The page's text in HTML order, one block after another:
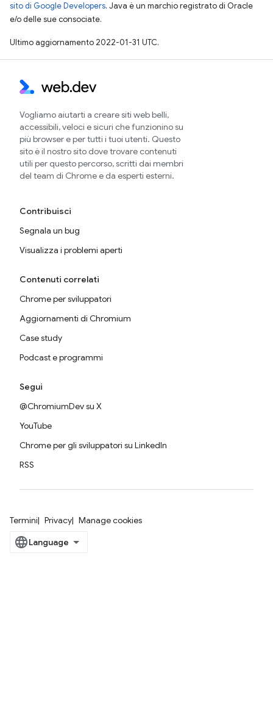
sito di Google Developers. Java è un marchio registrato di Oracle
e/o delle sue consociate.
Ultimo aggiornamento 2022-01-31 UTC.
Vogliamo aiutarti a creare siti web belli,
accessibili, veloci e sicuri che funzionino su
più browser e per tutti i tuoi utenti. Questo
sito è il nostro sito dove trovare contenuti
utili per questo percorso, scritti dai membri
del team di Chrome e da esperti esterni.
Contribuisci
Segnala un bug
Visualizza i problemi aperti
Contenuti correlati
Chrome per sviluppatori
Aggiornamenti di Chromium
Case study
Podcast e programmi
Segui
@ChromiumDev su X
YouTube
Chrome per gli sviluppatori su LinkedIn
RSS
Termini Privacy Manage cookies